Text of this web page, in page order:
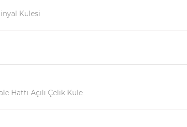
Kulesi
Hattı Açılı Çelik Kule